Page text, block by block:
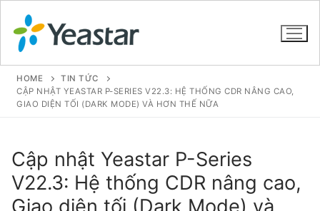
SẢN PHẨM
VOIP PBX FOR SME
HOME
TIN TỨC
CẬP NHẬT YEASTAR P-SERIES V22.3: HỆ THỐNG CDR NÂNG CAO,
GIAO DIỆN TỐI (DARK MODE) VÀ HƠN THẾ NỮA
Cập nhật Yeastar P-Series
V22.3: Hệ thống CDR nâng cao,
Giao diện tối (Dark Mode) và